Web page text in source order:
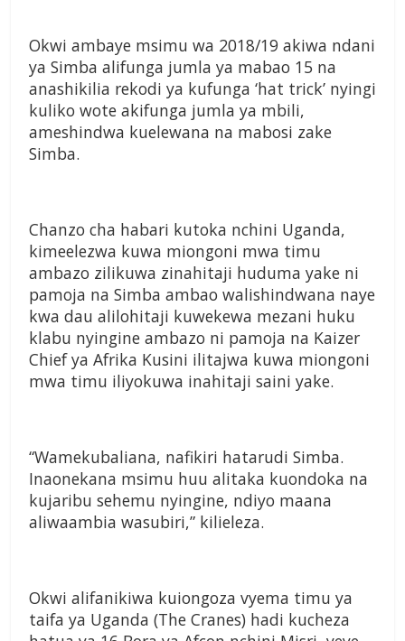
Okwi ambaye msimu wa 2018/19 akiwa ndani
ya Simba alifunga jumla ya mabao 15 na
anashikilia rekodi ya kufunga ‘hat trick’ nyingi
kuliko wote akifunga jumla ya mbili,
ameshindwa kuelewana na mabosi zake
Simba.
Chanzo cha habari kutoka nchini Uganda,
kimeelezwa kuwa miongoni mwa timu
ambazo zilikuwa zinahitaji huduma yake ni
pamoja na Simba ambao walishindwana naye
kwa dau alilohitaji kuwekewa mezani huku
klabu nyingine ambazo ni pamoja na Kaizer
Chief ya Afrika Kusini ilitajwa kuwa miongoni
mwa timu iliyokuwa inahitaji saini yake.
“Wamekubaliana, nafikiri hatarudi Simba.
Inaonekana msimu huu alitaka kuondoka na
kujaribu sehemu nyingine, ndiyo maana
aliwaambia wasubiri,” kilieleza.
Okwi alifanikiwa kuiongoza vyema timu ya
taifa ya Uganda (The Cranes) hadi kucheza